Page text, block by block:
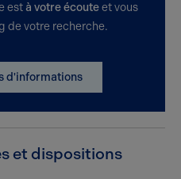
est à votre écouteet vous
de votre recherche.
d'informations
et dispositions